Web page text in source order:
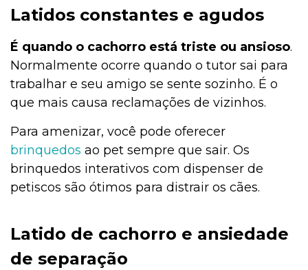
Latidos constantes e agudos
É quando o cachorro está triste ou ansioso.
Normalmente ocorre quando o tutor sai para
trabalhar e seu amigo se sente sozinho. É o
que mais causa reclamações de vizinhos.
Para amenizar, você pode oferecer
brinquedos ao pet sempre que sair. Os
brinquedos interativos com dispenser de
petiscos são ótimos para distrair os cães.
Latido de cachorro e ansiedade
de separação